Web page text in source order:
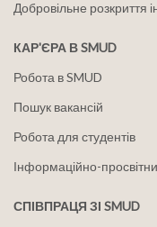
Добровільне розкриття
КАР'ЄРА В SMUD
Робота в SMUD
Пошук вакансій
Робота для студентів
Інформаційно-
СПІВПРАЦЯ ЗІ SMUD